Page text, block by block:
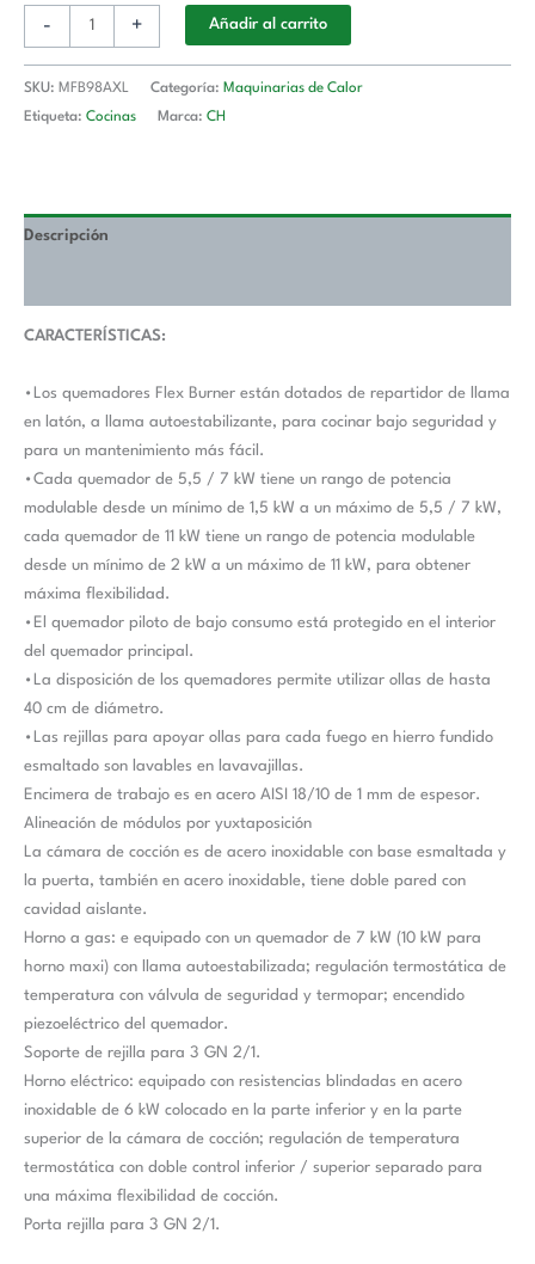
-
900
+ Añadir al carrito
SKU: MFB98AXL Categoría: Maquinarias de Calor
Etiqueta: Cocinas Marca: CH
Descripción
CARACTERÍSTICAS:
•Los quemadores Flex Burner están dotados de repartidor de llama
en latón, a llama autoestabilizante, para cocinar bajo seguridad y
para un mantenimiento más fácil.
•Cada quemador de 5,5 / 7 kW tiene un rango de potencia
modulable desde un mínimo de 1,5 kW a un máximo de 5,5 / 7 kW,
cada quemador de 11 kW tiene un rango de potencia modulable
desde un mínimo de 2 kW a un máximo de 11 kW, para obtener
máxima flexibilidad.
•El quemador piloto de bajo consumo está protegido en el interior
del quemador principal.
•La disposición de los quemadores permite utilizar ollas de hasta
40 cm de diámetro.
•Las rejillas para apoyar ollas para cada fuego en hierro fundido
esmaltado son lavables en lavavajillas.
Encimera de trabajo es en acero AISI 18/10 de 1 mm de espesor.
Alineación de módulos por yuxtaposición
La cámara de cocción es de acero inoxidable con base esmaltada y
la puerta, también en acero inoxidable, tiene doble pared con
cavidad aislante.
Horno a gas: e equipado con un quemador de 7 kW (10 kW para
horno maxi) con llama autoestabilizada; regulación termostática de
temperatura con válvula de seguridad y termopar; encendido
piezoeléctrico del quemador.
Soporte de rejilla para 3 GN 2/1.
Horno eléctrico: equipado con resistencias blindadas en acero
inoxidable de 6 kW colocado en la parte inferior y en la parte
superior de la cámara de cocción; regulación de temperatura
termostática con doble control inferior / superior separado para
una máxima flexibilidad de cocción.
Porta rejilla para 3 GN 2/1.